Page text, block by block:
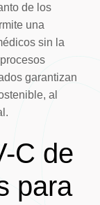
de los
una
sin la
garantizan
al
C de
para